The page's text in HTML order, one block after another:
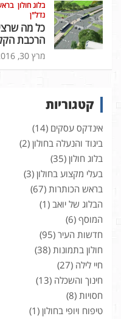
בלוג חולון
נדל"ן
כל מה
הרכבת
מרץ 30, 2016
קטגוריות
אינדקס עסקים (14)
ביגוד והנעלה בחולון (2)
בלוג חולון (35)
בעלי מקצוע בחולון (3)
בראש הכותרות (67)
הבלוג של יואב (1)
המוסף (6)
חדשות העיר (95)
חולון בתמונות (38)
חיי לילה (27)
חינוך והשכלה (13)
חסויות (8)
טיפוח ויופי בחולון (1)